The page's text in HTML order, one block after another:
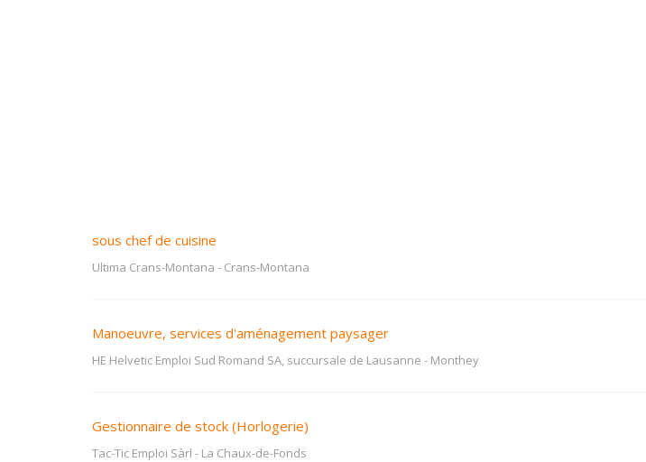
sous chef de cuisine
Ultima Crans-Montana - Crans-Montana
Manoeuvre, services d'aménagement paysager
HE Helvetic Emploi Sud Romand SA, succursale de Lausanne - Monthey
Gestionnaire de stock (Horlogerie)
Tac-Tic Emploi Sàrl - La Chaux-de-Fonds